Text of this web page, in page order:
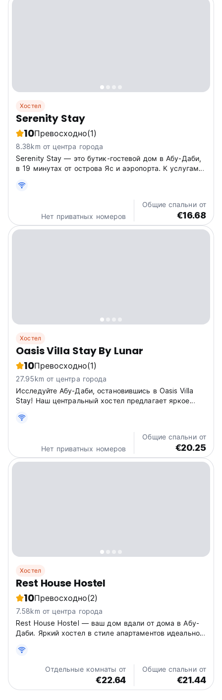
Хостел
Serenity Stay
10Превосходно(1)
8.38km от центра города
Serenity Stay — это бутик-гостевой дом в Абу-Даби,
в 19 минутах от острова Яс и аэропорта. К услугам
кровати для уютного отдыха в компании. (Auto-
Нет приватных номеров
Общие спальни от
€16.68
Хостел
Oasis Villa Stay By Lunar
10Превосходно(1)
27.95km от центра города
Исследуйте Абу-Даби, остановившись в Oasis Villa
Stay! Наш центральный хостел предлагает яркое
достопримечательностями, идеально подходящее
для культурных и пустынных приключений. Откройте
для себя свой оазис! (Auto-translated...
Нет приватных номеров
Общие спальни от
€20.25
Хостел
Rest House Hostel
10Превосходно(2)
7.58km от центра города
Rest House Hostel — ваш дом вдали от дома в Абу-
Даби. Яркий хостел в стиле апартаментов идеально
стремящихся исследовать ОАЭ. Стильный
социальный хостел! (Auto-translated from original
language)Отдельные комнаты от
€22.64
Общие спальни от
€21.44